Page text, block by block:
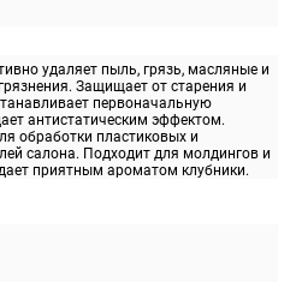
удаляет пыль, грязь, масляные и
Защищает от старения и
первоначальную
антистатическим эффектом.
обработки пластиковых и
салона. Подходит для молдингов и
приятным ароматом клубники.